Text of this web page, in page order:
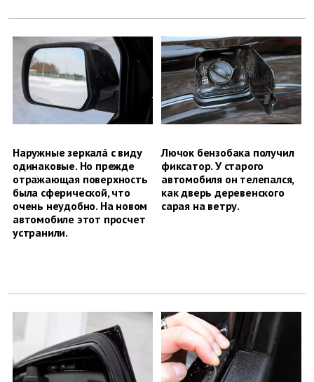
Наружные зеркалá с виду
одинаковые. Но прежде
отражающая поверхность
была сферической, что
очень неудобно. На новом
автомобиле этот просчет
устранили.
Лючок бензобака получил
фиксатор. У старого
автомобиля он телепался,
как дверь деревенского
сарая на ветру.